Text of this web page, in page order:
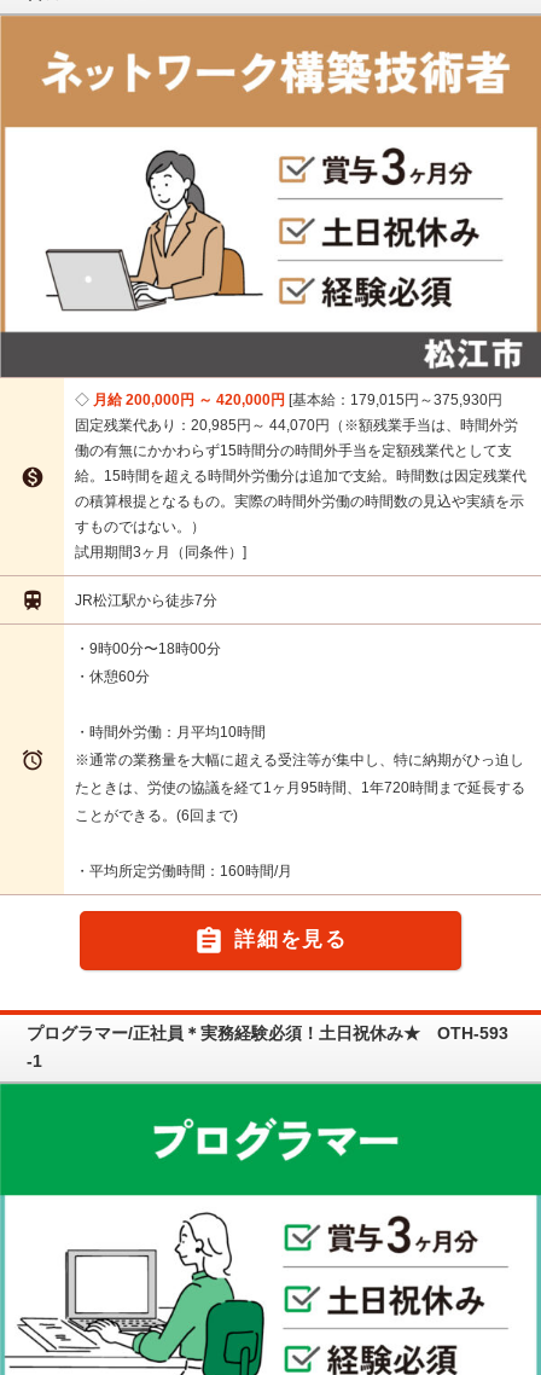

月給 200,000円 ～ 420,000円 基本給：179,015円～375,930円
固定残業代あり：20,985円～ 44,070円（※額残業手当は、時間外労
働の有無にかかわらず15時間分の時間外手当を定額残業代として支
給。15時間を超える時間外労働分は追加で支給。時間数は因定残業代
の積算根提となるもの。実際の時間外労働の時間数の見込や実績を示
すものではない。）
試用期間3ヶ月（同条件）
 JR松江駅から徒歩7分

・9時00分〜18時00分
・休憩60分
・時間外労働：月平均10時間
※通常の業務量を大幅に超える受注等が集中し、特に納期がひっ迫し
たときは、労使の協議を経て1ヶ月95時間、1年720時間まで延長する
ことができる。(6回まで)
・平均所定労働時間：160時間/月
 詳細を見る
プログラマー/正社員＊実務経験必須！土日祝休み★ OTH-593
-1